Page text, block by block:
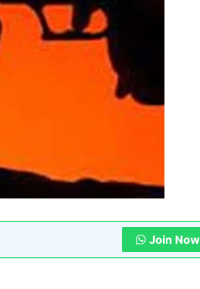
Join Now